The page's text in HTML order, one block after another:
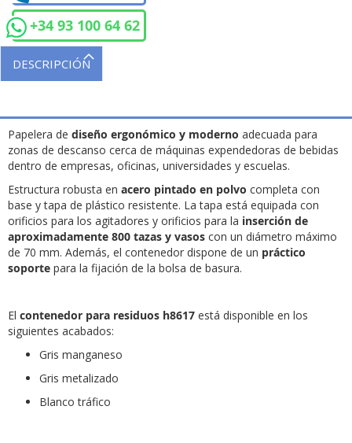
+34 93 100 64 62
DESCRIPCIÓN
Papelera de diseño ergonómico y moderno adecuada para
zonas de descanso cerca de máquinas expendedoras de bebidas
dentro de empresas, oficinas, universidades y escuelas.
Estructura robusta en acero pintado en polvo completa con
base y tapa de plástico resistente. La tapa está equipada con
orificios para los agitadores y orificios para la inserción de
aproximadamente 800 tazas y vasos con un diámetro máximo
de 70 mm. Además, el contenedor dispone de un práctico
soporte para la fijación de la bolsa de basura.
El contenedor para residuos h8617 está disponible en los
siguientes acabados:
Gris manganeso
Gris metalizado
Blanco tráfico